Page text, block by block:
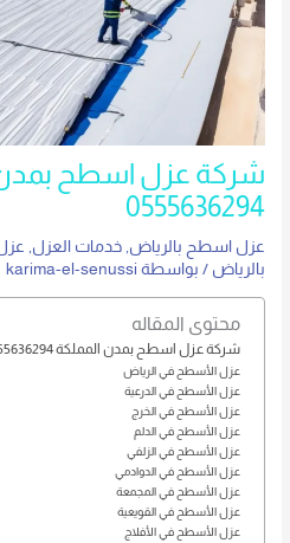
شركة عزل اسطح بمدن
0555636294
عزل اسطح بالرياض,خدمات العزل,
بالرياض / بواسطة karima-el-senussi
محتوى المقاله
شركة عزل اسطح بمدن المملكة 0555636294
عزل الأسطح في الرياض
عزل الأسطح في الدرعية
عزل الأسطح في الخرج
عزل الأسطح في الدلم
عزل الأسطح في الزلفي
عزل الأسطح في الدوادمي
عزل الأسطح في المجمعة
عزل الأسطح في القويعية
عزل الأسطح في الأفلاج